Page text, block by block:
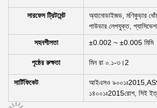
সারফেস ট্রিটমেন্ট
অ্যানোডাইজড, মণিকুড়ার
পাউডার লেপযুক্ত,
সহনশীলতা
±0.002 ~ ±0.005 মিমি
পৃষ্ঠের রুক্ষতা মিন রা ০.১-৩।2
সার্টিফিকেট
আইএসও
১৪০০১ঃ2015রোশ, সিই